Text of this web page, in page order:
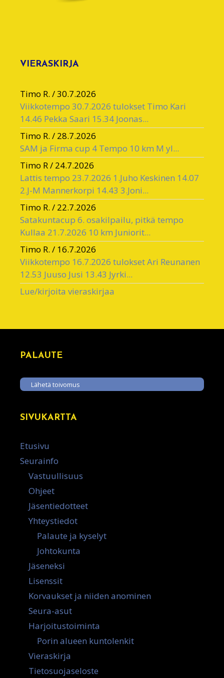
VIERASKIRJA
Timo R. /30.7.2026
Viikkotempo 30.7.2026 tulokset Timo Kari
14.46 Pekka Saari 15.34 Joonas...
Timo R. / 28.7.2026
SAM ja Firma cup 4 Tempo 10 km M yl...
Timo R/ 24.7.2026
Lattis tempo 23.7.2026 1.Juho Keskinen 14.07
2.J-M Mannerkorpi 14.43 3.Joni...
Timo R. / 22.7.2026
Satakuntacup 6. osakilpailu, pitkä tempo
Kullaa 21.7.2026 10 km Juniorit...
Timo R. / 16.7.2026
Viikkotempo 16.7.2026 tulokset Ari Reunanen
12.53 Juuso Jusi 13.43 Jyrki...
Lue/kirjoita vieraskirjaa
PALAUTE
Lähetä toivomus
SIVUKARTTA
Etusivu
Seurainfo
Vastuullisuus
Ohjeet
Jäsentiedotteet
Yhteystiedot
Palaute ja kyselyt
Johtokunta
Jäseneksi
Lisenssit
Korvaukset ja niiden anominen
Seura-asut
Harjoitustoiminta
Porin alueen kuntolenkit
Vieraskirja
Tietosuojaseloste